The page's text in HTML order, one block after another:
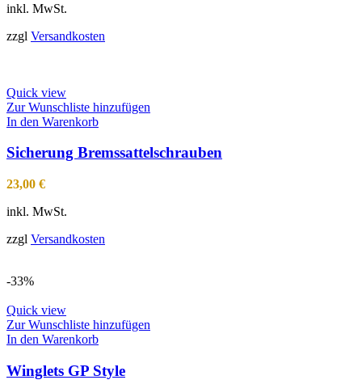
inkl. MwSt.
zzgl Versandkosten
Quick view
Zur Wunschliste hinzufügen
In den Warenkorb
Sicherung Bremssattelschrauben
23,00 €
inkl. MwSt.
zzgl Versandkosten
-33%
Quick view
Zur Wunschliste hinzufügen
In den Warenkorb
Winglets GP Style